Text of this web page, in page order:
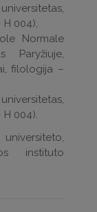
004),
Normale
Paryžiuje,
filologija –
004).
instituto